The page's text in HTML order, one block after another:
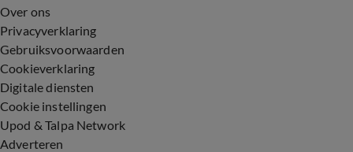
Over ons
Privacyverklaring
Gebruiksvoorwaarden
Cookieverklaring
Digitale diensten
Cookie instellingen
Upod & Talpa Network
Adverteren